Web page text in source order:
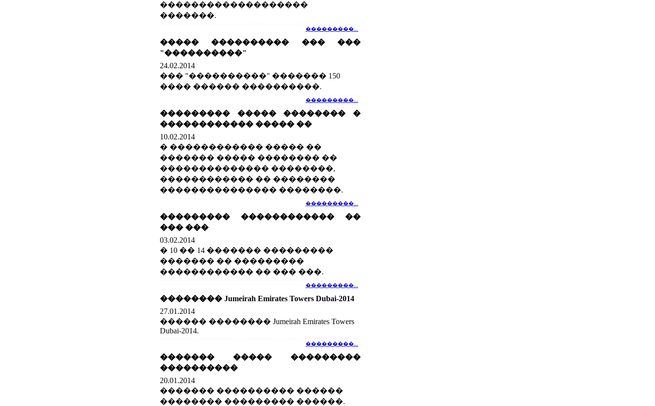
�������������������
�������.
���������...
����� ���������� ��� ���
"����������"
24.02.2014
��� "����������" ������� 150
���� ������ ����������.
���������...
��������� ����� �������� �
������������ ����� ��
10.02.2014
� ������������ ����� ��
������� ����� �������� ��
�������������� ��������,
������������ �� ��������
��������������� ��������.
���������...
��������� ������������ ��
��� ���
03.02.2014
� 10 �� 14 ������� ���������
������� �� ���������
������������ �� ��� ���.
���������...
�������� Jumeirah Emirates Towers Dubai-2014
27.01.2014
������ �������� Jumeirah Emirates Towers
Dubai-2014.
���������...
������� ����� ���������
����������
20.01.2014
������� ���������� ������
�������� ��������� ������.